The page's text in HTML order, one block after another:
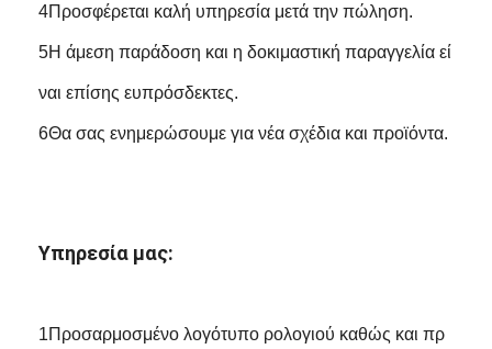
4Προσφέρεται καλή υπηρεσία μετά την πώληση.
5Η άμεση παράδοση και η δοκιμαστική παραγγελία εί
ναι επίσης ευπρόσδεκτες.
6Θα σας ενημερώσουμε για νέα σχέδια και προϊόντα.
Υπηρεσία μας:
1Προσαρμοσμένο λογότυπο ρολογιού καθώς και πρ